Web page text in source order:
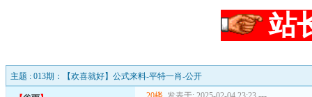
站
主题 : 013期：【欢喜就好】公式来料-平特一肖-公开